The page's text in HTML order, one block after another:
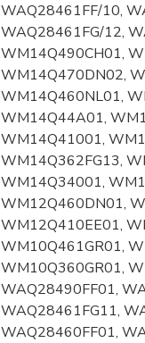
WAQ28461FF/10,
WAQ28461FG/12,
WM14Q490CH01,
WM14Q470DN02,
WM14Q460NL01,
WM14Q44A01,
WM14Q41001,
WM14Q362FG13,
WM14Q34001,
WM12Q460DN01,
WM12Q410EE01,
WM10Q461GR01,
WM10Q360GR01,
WAQ28490FF01,
WAQ28461FG11,
WAQ28460FF01,